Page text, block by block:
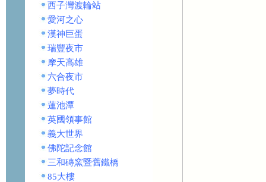
西子灣渡輪站
愛河之心
漢神巨蛋
瑞豐夜市
摩天高雄
六合夜市
夢時代
蓮池潭
英國領事館
義大世界
佛陀記念館
三和磚窯暨舊鐵橋
85大樓